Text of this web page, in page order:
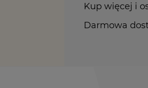
Kup więcej i
Darmowa